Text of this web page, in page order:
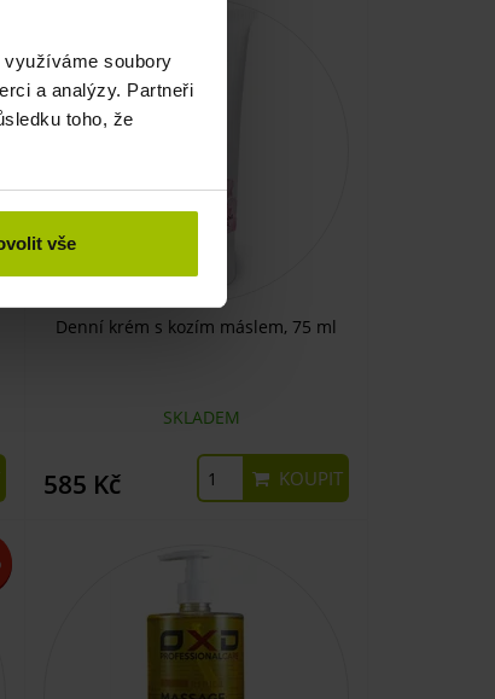
soubory
a analýzy. Partneři
toho, že
vše
Denní krém s kozím máslem, 75 ml
SKLADEM
585 Kč KOUPIT